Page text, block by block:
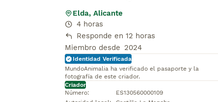
Elda, Alicante
4 horas
Responde en 12 horas
Miembro desde 2024
Identidad Verificada
MundoAnimalia ha verificado el pasaporte y la
fotografía de este criador.
Criador
Número:
ES130560000109